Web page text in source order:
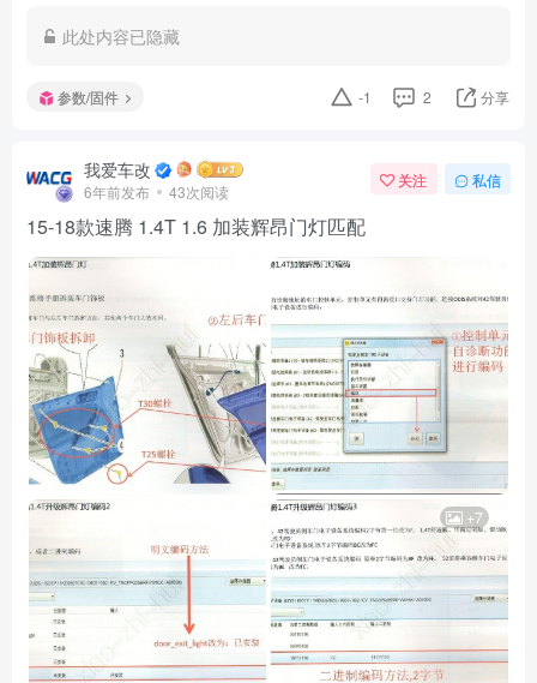
此处内容已隐藏
参数/固件 -1 2 分享
我爱车改
6年前发布 43次阅读
关注 私信
15-18款速腾 1.4T 1.6 加装辉昂门灯匹配
+7